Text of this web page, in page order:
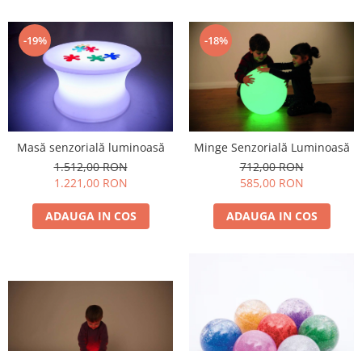
Stimulare vizuala
Terapie de integrare senzorială
-19%
Masă senzorială luminoasă
1.512,00 RON
1.221,00 RON
ADAUGA IN COS
-18%
Minge Senzorială Luminoasă
712,00 RON
585,00 RON
ADAUGA IN COS